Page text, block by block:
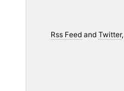
Rss Feedand Twitter,